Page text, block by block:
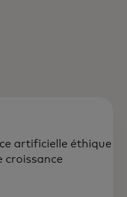
artificielle éthique
croissance